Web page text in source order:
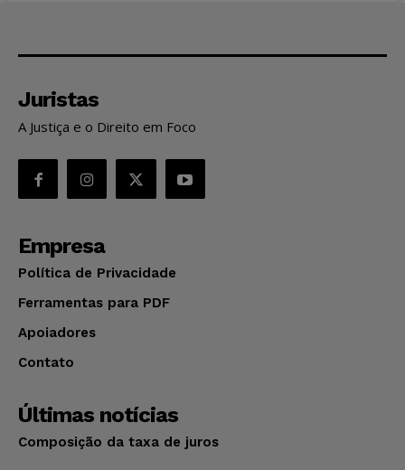
Juristas
A Justiça e o Direito em Foco
Empresa
Política de Privacidade
Ferramentas para PDF
Apoiadores
Contato
Últimas notícias
Composição da taxa de juros